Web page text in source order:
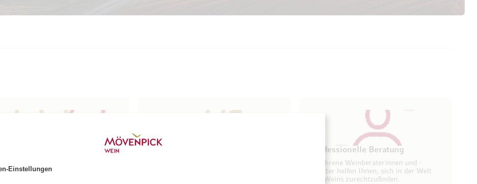
Einstellungen
aller Welt.
Professionelle Beratung
Erfahrene Weinberaterinnen und -
berater helfen Ihnen, sich in der Welt
des Weins zurechtzufinden.